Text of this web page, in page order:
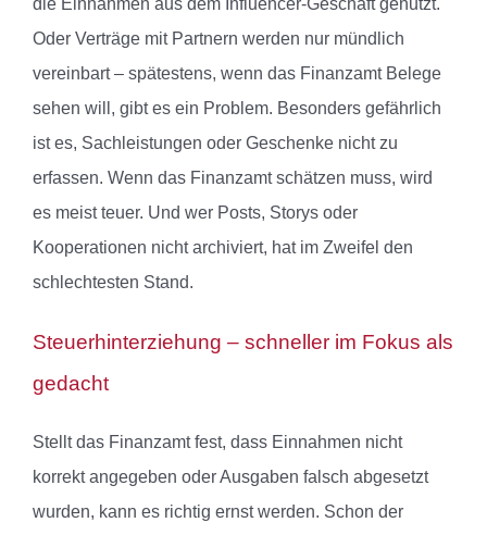
Oder Verträge mit Partnern werden nur mündlich
vereinbart – spätestens, wenn das Finanzamt Belege
sehen will, gibt es ein Problem. Besonders gefährlich
ist es, Sachleistungen oder Geschenke nicht zu
erfassen. Wenn das Finanzamt schätzen muss, wird
es meist teuer. Und wer Posts, Storys oder
Kooperationen nicht archiviert, hat im Zweifel den
schlechtesten Stand.
Steuerhinterziehung – schneller im Fokus als
gedacht
Stellt das Finanzamt fest, dass Einnahmen nicht
korrekt angegeben oder Ausgaben falsch abgesetzt
wurden, kann es richtig ernst werden. Schon der